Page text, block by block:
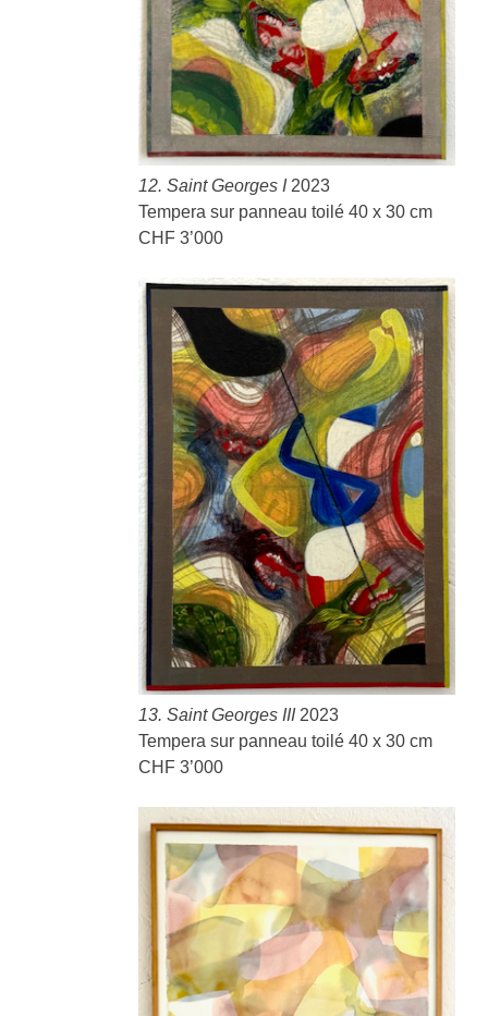
12. Saint Georges I2023
Tempera sur panneau toilé 40 x 30 cm
CHF 3’000
13. Saint Georges III 2023
Tempera sur panneau toilé 40 x 30 cm
CHF 3’000